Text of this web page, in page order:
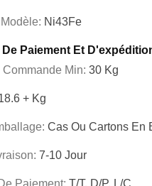
Ni43Fe
Paiement Et
Min: 30 Kg
+ Kg
Cas Ou Cartons En
7-10 Jour
Paiement: T/T, D/P, L/C